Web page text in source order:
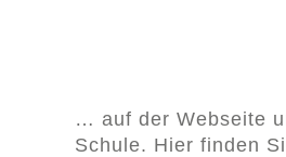
… auf der Webseite
Schule. Hier finden